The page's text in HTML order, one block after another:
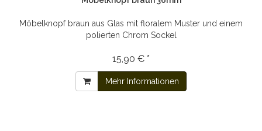
Möbelknopf braun aus Glas mit floralem Muster und einem
polierten Chrom Sockel
15,90 € *
Mehr Informationen